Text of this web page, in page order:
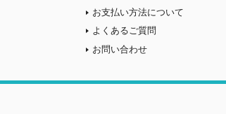
お支払い方法について
よくあるご質問
お問い合わせ